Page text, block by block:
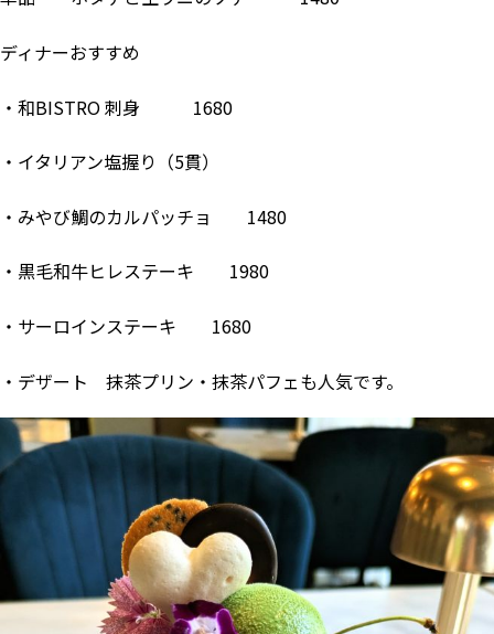
ディナーおすすめ
・和BISTRO 刺身 1680
・イタリアン塩握り（5貫）
・みやび鯛のカルパッチョ 1480
・黒毛和牛ヒレステーキ 1980
・サーロインステーキ 1680
・デザート 抹茶プリン・抹茶パフェも人気です。